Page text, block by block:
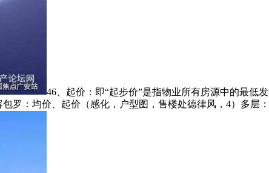
46、起价：即“起步价”是指物业所有房源中的最低
罗：均价、起价（感化，户型图，售楼处德律风，4）多层：